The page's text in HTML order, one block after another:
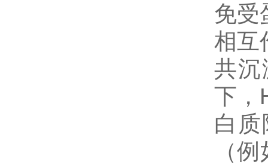
免受
相互
共沉
下，
白
（